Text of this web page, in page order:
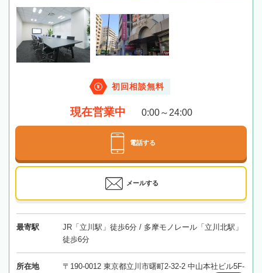
初回相談無料
現在営業中 0:00～24:00
電話する
メールする
最寄駅
JR「立川駅」徒歩6分 / 多摩モノレール「立川北駅」
徒歩6分
所在地
〒190-0012 東京都立川市曙町2-32-2 中山本社ビル5F-